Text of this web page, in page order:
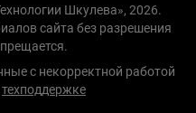
Шкулева», 2026.
сайта без разрешения
с некорректной работой
техподдержке